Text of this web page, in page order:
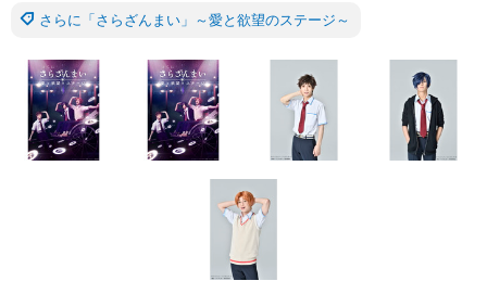
さらに「さらざんまい」～愛と欲望のステージ～